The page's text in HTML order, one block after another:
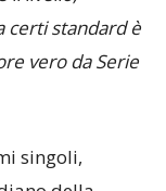
livello,
vero da Serie
singoli,